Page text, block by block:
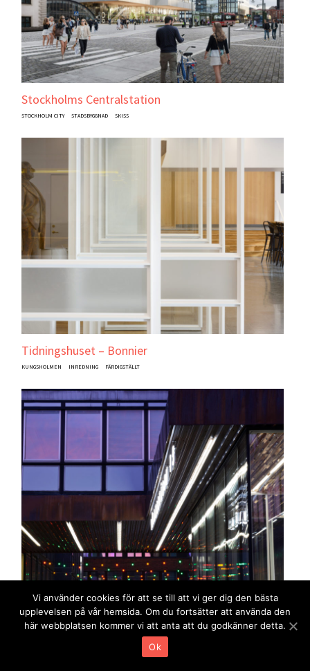
Stockholms Centralstation
STOCKHOLM CITY STADSBYGGNAD SKISS
Tidningshuset – Bonnier
KUNGSHOLMEN INREDNING FÄRDIGSTÄLLT
Tidningshuset – Norra entrén
KUNGSHOLMEN OMBYGGNAD FÄRDIGSTÄLLT
Vi använder cookies för att se till att vi ger dig den bästa
upplevelsen på vår hemsida. Om du fortsätter att använda den
här webbplatsen kommer vi att anta att du godkänner detta.
Ok